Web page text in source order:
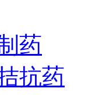
药
抗药